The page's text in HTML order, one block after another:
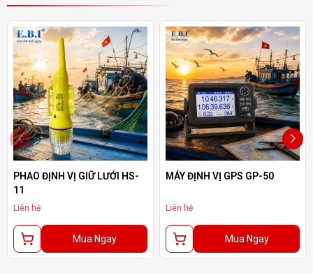
PHAO ĐỊNH VỊ GIỮ LƯỚI HS-
11
Liên hệ
Mua Ngay
MÁY ĐỊNH VỊ GPS GP-50
Liên hệ
Mua Ngay